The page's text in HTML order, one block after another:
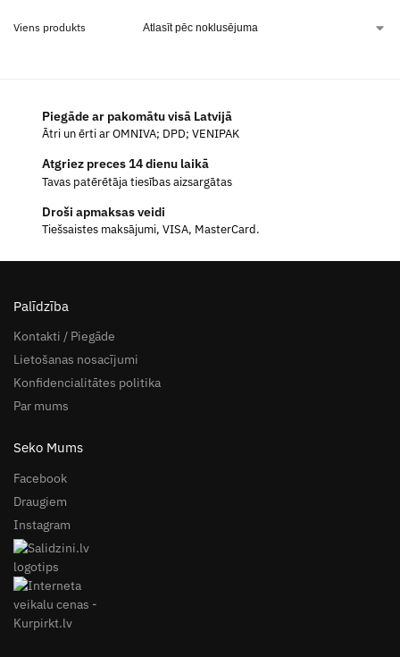
Viens produkts
Piegāde ar pakomātu visā Latvijā
Ātri un ērti ar OMNIVA; DPD; VENIPAK
Atgriez preces 14 dienu laikā
Tavas patērētāja tiesības aizsargātas
Droši apmaksas veidi
Tiešsaistes maksājumi, VISA, MasterCard.
Palīdzība
Kontakti / Piegāde
Lietošanas nosacījumi
Konfidencialitātes politika
Par mums
Seko Mums
Facebook
Draugiem
Instagram